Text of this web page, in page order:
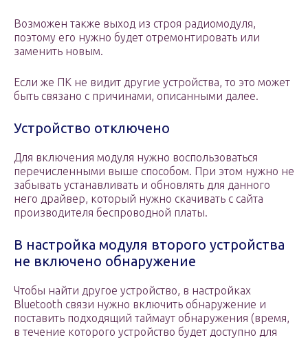
Возможен также выход из строя радиомодуля,
поэтому его нужно будет отремонтировать или
заменить новым.
Если же ПК не видит другие устройства, то это может
быть связано с причинами, описанными далее.
Устройство отключено
Для включения модуля нужно воспользоваться
перечисленными выше способом. При этом нужно не
забывать устанавливать и обновлять для данного
него драйвер, который нужно скачивать с сайта
производителя беспроводной платы.
В настройка модуля второго устройства
не включено обнаружение
Чтобы найти другое устройство, в настройках
Bluetooth связи нужно включить обнаружение и
поставить подходящий таймаут обнаружения (время,
в течение которого устройство будет доступно для